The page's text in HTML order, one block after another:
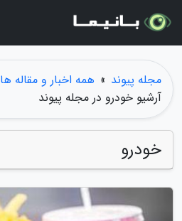
مجله پیوند » همه اخبار و مقاله ها
آرشیو خودرو در مجله پیوند
خودرو